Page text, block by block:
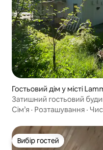
Гостьовий дім у місті
Затишний гостьовий
Сім’я · Розташування ·
Вибір гостей
Вибір гостей